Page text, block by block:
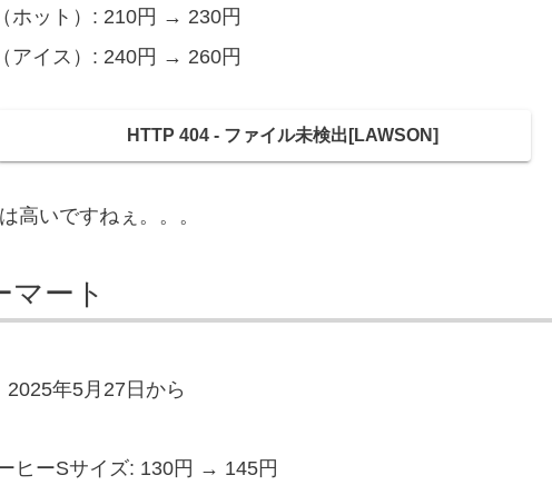
ホット）: 210円 → 230円
アイス）: 240円 → 260円
HTTP 404 - ファイル未検出[LAWSON]
高いですねぇ。。。
マート
2025年5月27日から
ヒーSサイズ: 130円 → 145円